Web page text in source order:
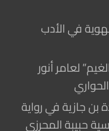
في الأدب
لعامر أنور
بن جازية في رواية
حبيبة المحرزي